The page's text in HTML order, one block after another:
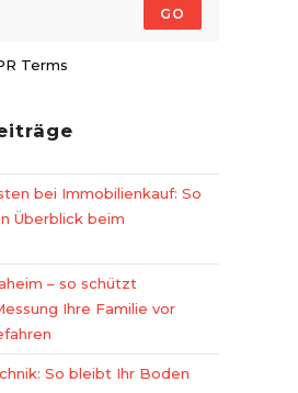
GO
Terms
bei Immobilienkauf: So
Überblick beim
– so schützt
Ihre Familie vor
So bleibt Ihr Boden